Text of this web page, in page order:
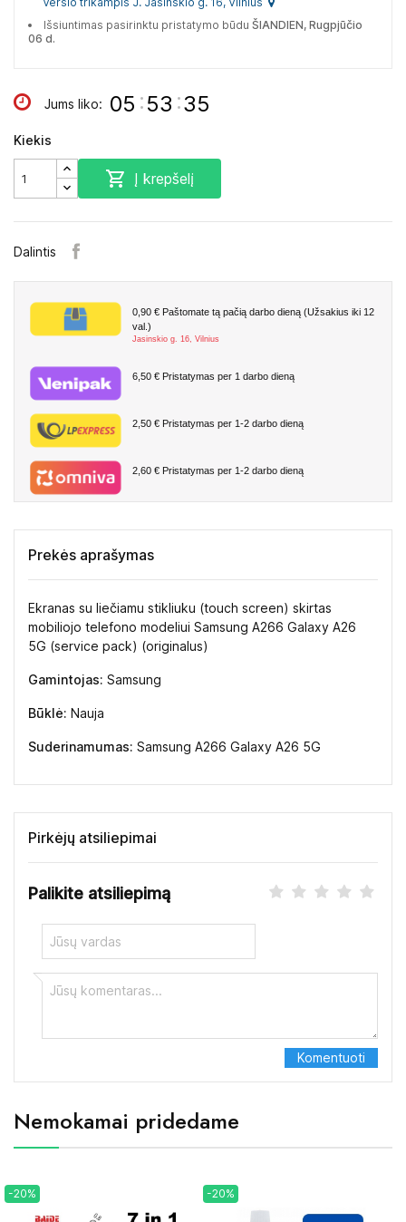
Išsiuntimas pasirinktu pristatymo būdu ŠIANDIEN, Rugpjūčio
06 d.
Jums liko: 05 :53 :34
Kiekis
 Į krepšelį
Dalintis
0,90 € Paštomate tą pačią darbo dieną (Užsakius iki 12
val.)
Jasinskio g. 16, Vilnius
6,50 € Pristatymas per 1 darbo dieną
2,50 € Pristatymas per 1-2 darbo dieną
2,60 € Pristatymas per 1-2 darbo dieną
Prekės aprašymas
Ekranas su liečiamu stikliuku (touch screen) skirtas
mobiliojo telefono modeliui Samsung A266 Galaxy A26
5G (service pack) (originalus)
Gamintojas: Samsung
Būklė: Nauja
Suderinamumas: Samsung A266 Galaxy A26 5G
Pirkėjų atsiliepimai
Palikite atsiliepimą
Nemokamai pridedame
-20% -20%